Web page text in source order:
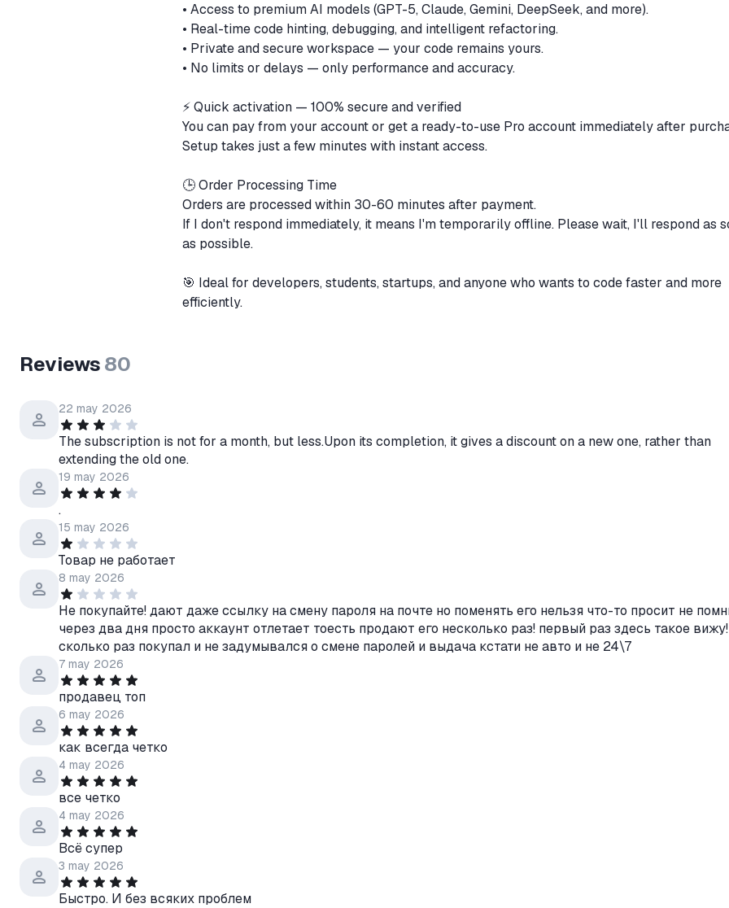
• Access to premium AI models (GPT-5, Claude, Gemini, DeepSeek, and more).
• Real-time code hinting, debugging, and intelligent refactoring.
• Private and secure workspace — your code remains yours.
• No limits or delays — only performance and accuracy.
⚡️ Quick activation — 100% secure and verified
You can pay from your account or get a ready-to-use Pro account immediately after
Setup takes just a few minutes with instant access.
🕒 Order Processing Time
Orders are processed within 30-60 minutes after payment.
If I don't respond immediately, it means I'm temporarily offline. Please wait, I'll respond as
as possible.
🎯 Ideal for developers, students, startups, and anyone who wants to code faster and more
efficiently.
Reviews80
22 may 2026
The subscription is not for a month, but less.Upon its completion, it gives a discount on a new one, rather than
extending the old one.
19 may 2026
.
15 may 2026
Товар не работает
8 may 2026
Не покупайте! дают даже ссылку на смену пароля на почте но поменять его нельзя что-то просит не
через два дня просто аккаунт отлетает тоесть продают его несколько раз! первый раз здесь такое вижу!
сколько раз покупал и не задумывался о смене паролей и выдача кстати не авто и не 24\7
7 may 2026
продавец топ
6 may 2026
как всегда четко
4 may 2026
все четко
4 may 2026
Всё супер
3 may 2026
Быстро. И без всяких проблем